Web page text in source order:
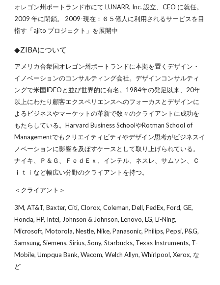
オレゴン州ポートランド市にて LUNARR, Inc. 設立、CEO に就任。
2009 年に閉鎖。 2009-現在：６５億人に利用されるサービスを目
指す「ajito プロジェクト」を展開中
◆ZIBAについて
アメリカ合衆国オレゴン州ポートランドに本拠を置くデザイン・
イノベーションのコンサルティング会社。デザインコンサルティ
ングで米国IDEOと並び世界的に有名。1984年の発足以来、20年
以上にわたり顧客エクスペリエンスへのフォーカスとデザインに
よるビジネスやマーケットの革新で数々のクライアントに成功を
もたらしている。Harvard Business SchoolやRotman School of
Managementでもクリエイティビティやデザイン思考がビジネスイ
ノベーションに影響を及ぼすケースとして取り上げられている。
ナイキ、Ｐ＆Ｇ、ＦｅｄＥｘ、インテル、ネスレ、サムソン、Ｃ
ｉｔｉなど幅広い分野のクライアントを持つ。
＜クライアント＞
3M, AT&T, Baxter, Citi, Clorox, Coleman, Dell, FedEx, Ford, GE,
Honda, HP, Intel, Johnson & Johnson, Lenovo, LG, Li-Ning,
Microsoft, Motorola, Nestle, Nike, Panasonic, Philips, Pepsi, P&G,
Samsung, Siemens, Sirius, Sony, Starbucks, Texas Instruments, T-
Mobile, Umpqua Bank, Wacom, Welch Allyn, Whirlpool, Xerox, な
ど